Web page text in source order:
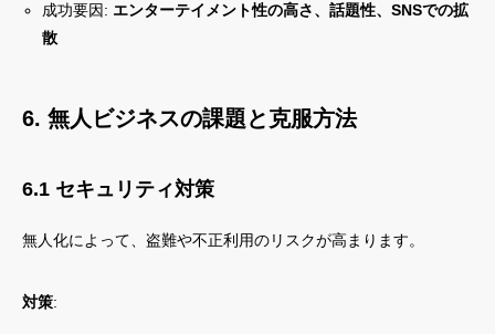
成功要因: エンターテイメント性の高さ、話題性、SNSでの拡
散
6. 無人ビジネスの課題と克服方法
6.1 セキュリティ対策
無人化によって、盗難や不正利用のリスクが高まります。
対策: